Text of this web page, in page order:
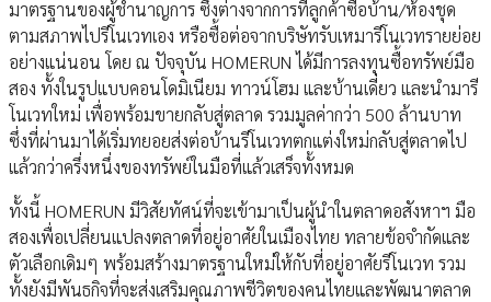
มาตรฐานของผู้ชำนาญการ ซึ่งต่างจากการที่ลูกค้าซื้อบ้าน/ห้องชุด
ตามสภาพไปรีโนเวทเอง หรือซื้อต่อจากบริษัทรับเหมารีโนเวทรายย่อย
อย่างแน่นอน โดย ณ ปัจจุบัน HOMERUN ได้มีการลงทุนซื้อทรัพย์มือ
สอง ทั้งในรูปแบบคอนโดมิเนียม ทาวน์โฮม และบ้านเดี่ยว และนำมารี
โนเวทใหม่ เพื่อพร้อมขายกลับสู่ตลาด รวมมูลค่ากว่า 500 ล้านบาท
ซึ่งที่ผ่านมาได้เริ่มทยอยส่งต่อบ้านรีโนเวทตกแต่งใหม่กลับสู่ตลาดไป
แล้วกว่าครึ่งหนึ่งของทรัพย์ในมือที่แล้วเสร็จทั้งหมด
ทั้งนี้ HOMERUN มีวิสัยทัศน์ที่จะเข้ามาเป็นผู้นำในตลาดอสังหาฯ มือ
สองเพื่อเปลี่ยนแปลงตลาดที่อยู่อาศัยในเมืองไทย ทลายข้อจำกัดและ
ตัวเลือกเดิมๆ พร้อมสร้างมาตรฐานใหม่ให้กับที่อยู่อาศัยรีโนเวท รวม
ทั้งยังมีพันธกิจที่จะส่งเสริมคุณภาพชีวิตของคนไทยและพัฒนาตลาด